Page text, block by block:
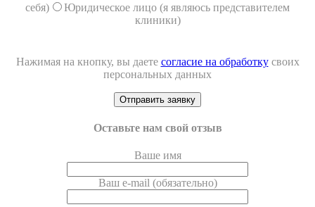
себя)
Юридическое лицо (я являюсь представителем
клиники)
Нажимая на кнопку, вы даете согласие на обработкусвоих
персональных данных
Оставьте нам свой отзыв
Ваше имя
Ваш e-mail (обязательно)